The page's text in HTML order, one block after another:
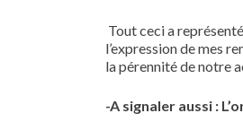
Tout ceci a
l’expression de mes
la pérennité de notre
-A signaler aussi :